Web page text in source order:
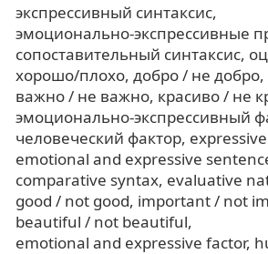
экспрессивный синтаксис
эмоционально-экспрессивные
сопоставительный синтаксис
хорошо/плохо добро / не добро
важно / не важно красиво / не
эмоционально-экспрессивный
человеческий фактор
emotional and expressive
comparative syntax evaluative
good / not good important / not
beautiful / not beautiful
emotional and expressive factor